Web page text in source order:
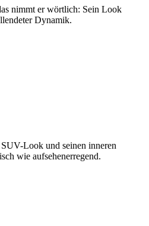
nimmt er wörtlich: Sein Look
Dynamik.
Look und seinen inneren
wie aufsehenerregend.